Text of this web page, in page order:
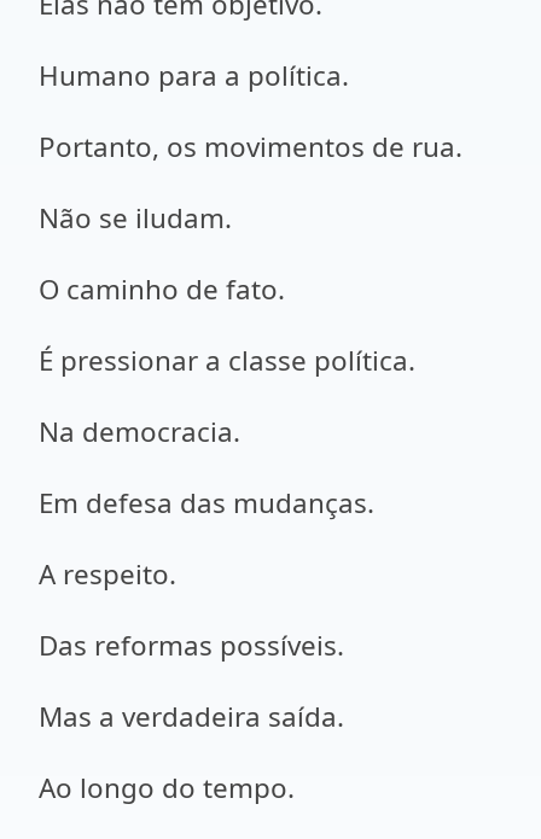
Humano para a política.
Portanto, os movimentos de rua.
Não se iludam.
O caminho de fato.
É pressionar a classe política.
Na democracia.
Em defesa das mudanças.
A respeito.
Das reformas possíveis.
Mas a verdadeira saída.
Ao longo do tempo.